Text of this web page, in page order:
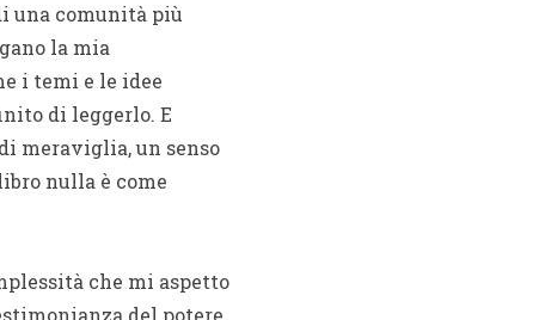
una comunità più
la mia
i temi e le idee
di leggerlo. E
meraviglia, un senso
nulla è come
che mi aspetto
del potere